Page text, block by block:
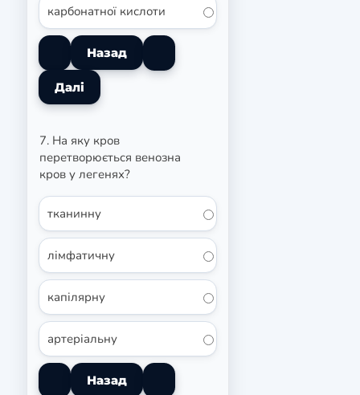
карбонатної кислоти
7. На яку кров
перетворюється венозна
кров у легенях?
тканинну
лімфатичну
капілярну
артеріальну